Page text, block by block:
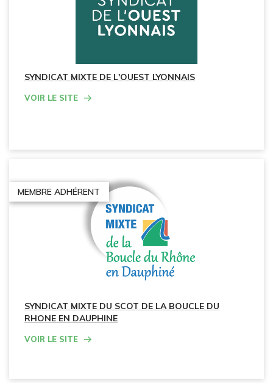
SYNDICAT MIXTE DE L'OUEST LYONNAIS
Voir le site
MEMBRE ADHÉRENT
SYNDICAT MIXTE DU SCOT DE LA BOUCLE DU
RHONE EN DAUPHINE
Voir le site